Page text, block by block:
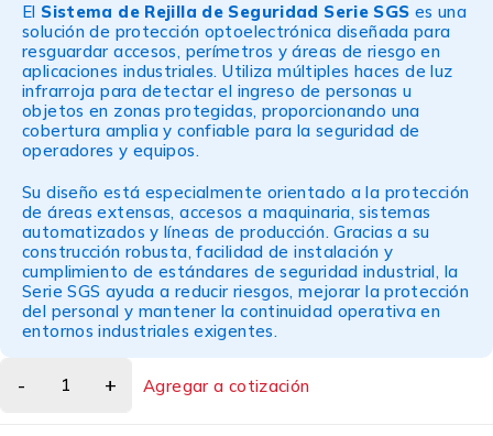
El Sistema de Rejilla de Seguridad Serie SGS es una
solución de protección optoelectrónica diseñada para
resguardar accesos, perímetros y áreas de riesgo en
aplicaciones industriales. Utiliza múltiples haces de luz
infrarroja para detectar el ingreso de personas u
objetos en zonas protegidas, proporcionando una
cobertura amplia y confiable para la seguridad de
operadores y equipos.
Su diseño está especialmente orientado a la protección
de áreas extensas, accesos a maquinaria, sistemas
automatizados y líneas de producción. Gracias a su
construcción robusta, facilidad de instalación y
cumplimiento de estándares de seguridad industrial, la
Serie SGS ayuda a reducir riesgos, mejorar la protección
del personal y mantener la continuidad operativa en
entornos industriales exigentes.
Agregar a cotización